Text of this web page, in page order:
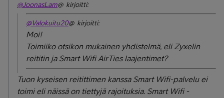
@JoonasLam@ kirjoitti:
@Valokuitu20@ kirjoitti:
Moi!
Toimiiko otsikon mukainen yhdistelmä, eli Zyxelin
reititin ja Smart Wifi AirTies laajentimet?
Tuon kyseisen reitittimen kanssa Smart Wifi-palvelu ei
toimi eli näissä on tiettyjä rajoituksia. Smart Wifi -